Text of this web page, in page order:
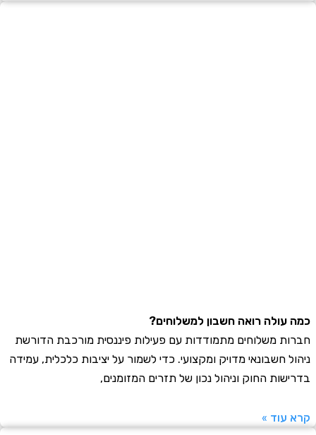
רואה חשבון למשלוחים?
משלוחים מתמודדות עם פעילות פיננסית מורכבת הדורשת
חשבונאי מדויק ומקצועי. כדי לשמור על יציבות כלכלית, עמידה
החוק וניהול נכון של תזרים המזומנים,
»